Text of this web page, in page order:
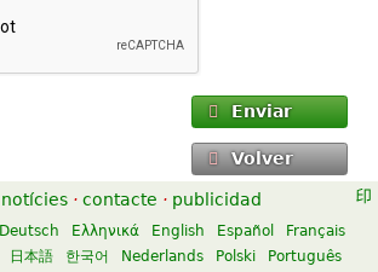
Enviar
Volver
notícies · contacte · publicidad
Deutsch Ελληνικά English Español
Français
日本語 한국어 Nederlands Polski
Português